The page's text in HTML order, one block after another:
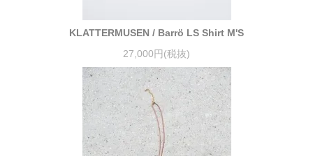
KLATTERMUSEN / Barrö LS Shirt M'S
27,000円(税抜)